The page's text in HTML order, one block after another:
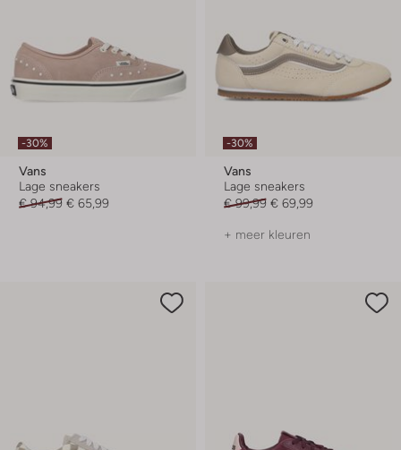
-30%
Vans
Lage sneakers
€ 94,99 € 65,99
-30%
Vans
Lage sneakers
€ 99,99 € 69,99
+ meer kleuren